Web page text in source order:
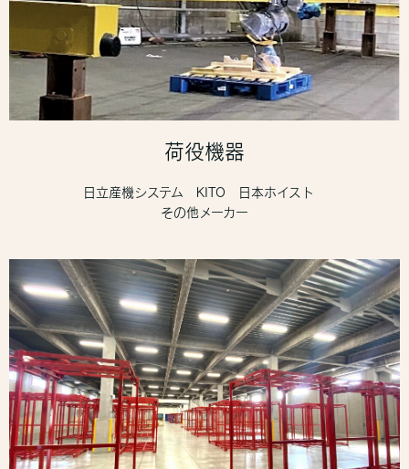
荷役機器
日立産機システム KITO 日本ホイスト
その他メーカー